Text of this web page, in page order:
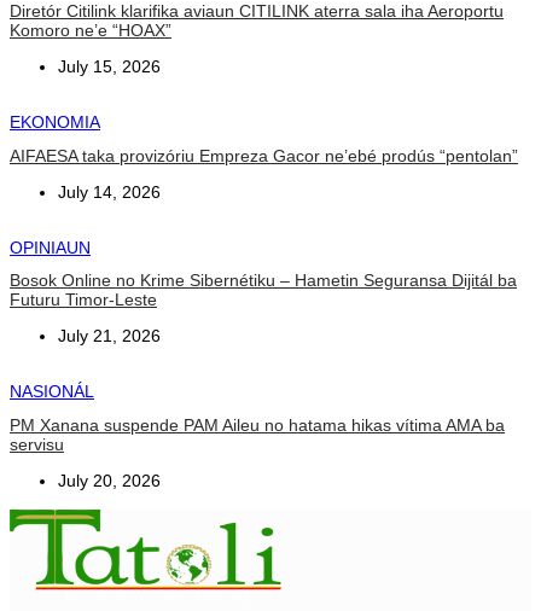
Diretór Citilink klarifika aviaun CITILINK aterra sala iha Aeroportu
Komoro ne’e “HOAX”
July 15, 2026
EKONOMIA
AIFAESA taka provizóriu Empreza Gacor ne’ebé prodús “pentolan”
July 14, 2026
OPINIAUN
Bosok Online no Krime Sibernétiku – Hametin Seguransa Dijitál ba
Futuru Timor-Leste
July 21, 2026
NASIONÁL
PM Xanana suspende PAM Aileu no hatama hikas vítima AMA ba
servisu
July 20, 2026